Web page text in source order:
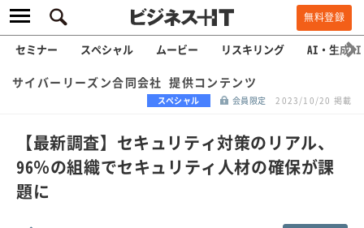
無料登録
セミナー スペシャル ムービー リスキリング AI・生成AI
サイバーリーズン合同会社 提供コンテンツ
スペシャル 会員限定 2023/10/20 掲載
【最新調査】セキュリティ対策のリアル、
96％の組織でセキュリティ人材の確保が課
題に